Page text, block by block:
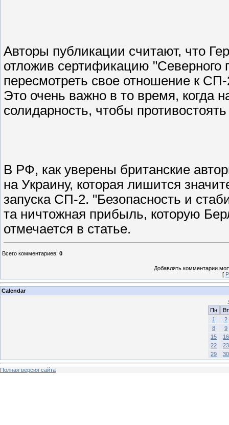
Авторы публикации считают, что
отложив сертификацию
пересмотреть свое отношение к
Это очень важно в то время, когда
солидарность, чтобы
В РФ, как уверены британские
на Украину, которая лишится
запуска СП-2. "Безопасность и
та ничтожная прибыль, которую
отмечается в статье.
Всего комментариев: 0
Добавлять комментарии
[
Calendar
Пн
Вт
1
2
8
9
15
16
22
23
29
30
Полная версия сайта